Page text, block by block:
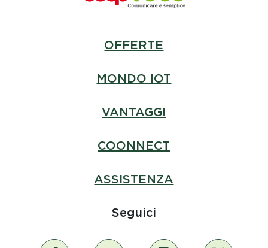
OFFERTE
MONDO IOT
VANTAGGI
COONNECT
ASSISTENZA
Seguici